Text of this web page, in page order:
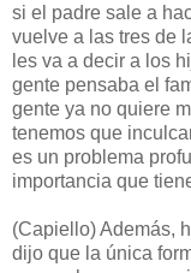
si el padre sale a
vuelve a las tres de
les va a decir a los
gente pensaba el
gente ya no quiere
tenemos que
es un problema
importancia que
(Capiello) Además,
dijo que la única